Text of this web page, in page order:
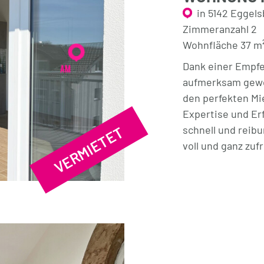
VERMIETET
in 5142
Zimmeranzahl 2
Wohnfläche 37
Dank einer
aufmerksam
den perfekten
Expertise und
schnell und
voll und ganz